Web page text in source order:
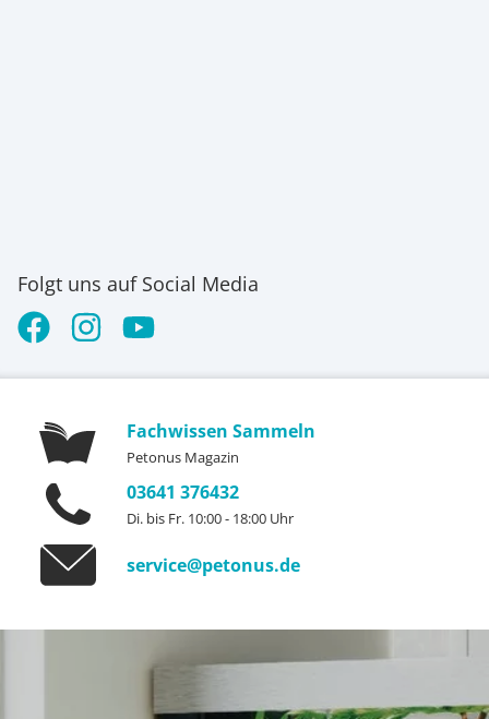
Folgt uns auf Social Media
Fachwissen Sammeln
Petonus Magazin
03641 376432
Di. bis Fr. 10:00 - 18:00 Uhr
service@petonus.de